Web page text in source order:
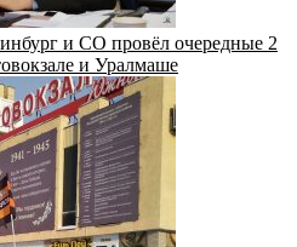
и СО провёл очередные 2
и Уралмаше